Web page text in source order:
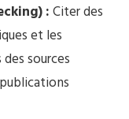
:Citer des
et les
sources